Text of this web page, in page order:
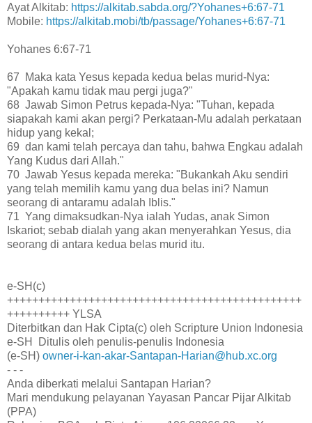
Ayat Alkitab: https://alkitab.sabda.org/?Yohanes+6:67-71
Mobile: https://alkitab.mobi/tb/passage/Yohanes+6:67-71
Yohanes 6:67-71
67 Maka kata Yesus kepada kedua belas murid-Nya:
"Apakah kamu tidak mau pergi juga?"
68 Jawab Simon Petrus kepada-Nya: "Tuhan, kepada
siapakah kami akan pergi? Perkataan-Mu adalah perkataan
hidup yang kekal;
69 dan kami telah percaya dan tahu, bahwa Engkau adalah
Yang Kudus dari Allah."
70 Jawab Yesus kepada mereka: "Bukankah Aku sendiri
yang telah memilih kamu yang dua belas ini? Namun
seorang di antaramu adalah Iblis."
71 Yang dimaksudkan-Nya ialah Yudas, anak Simon
Iskariot; sebab dialah yang akan menyerahkan Yesus, dia
seorang di antara kedua belas murid itu.
e-SH(c)
+++++++++++++++++++++++++++++++++++++++++++++++
++++++++++ YLSA
Diterbitkan dan Hak Cipta(c) oleh Scripture Union Indonesia
e-SH Ditulis oleh penulis-penulis Indonesia
(e-SH) owner-i-kan-akar-Santapan-Harian@hub.xc.org
- - -
Anda diberkati melalui Santapan Harian?
Mari mendukung pelayanan Yayasan Pancar Pijar Alkitab
(PPA)